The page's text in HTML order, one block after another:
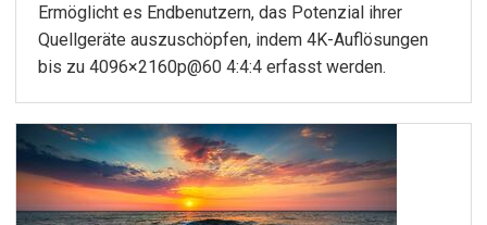
Ermöglicht es Endbenutzern, das Potenzial ihrer
Quellgeräte auszuschöpfen, indem 4K-Auflösungen
bis zu 4096×2160p@60 4:4:4 erfasst werden.